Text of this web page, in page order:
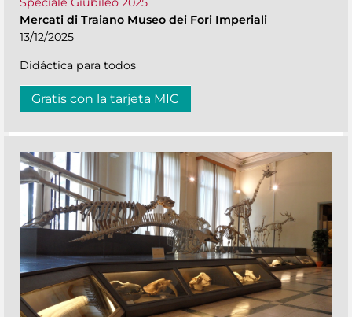
Mercati di Traiano Museo dei Fori Imperiali
13/12/2025
Didáctica para todos
Gratis con la tarjeta MIC